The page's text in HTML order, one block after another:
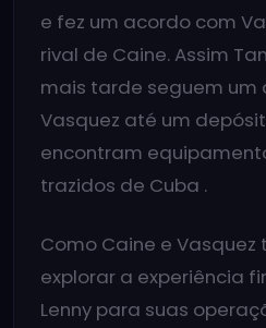
e fez um acordo com
rival de Caine. Assim
mais tarde seguem um
Vasquez até um
encontram
trazidos de Cuba .
Como Caine e
explorar a experiência
Lenny para suas